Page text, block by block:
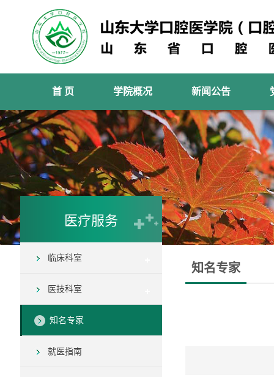
首 页 学院概况 新闻公告
医疗服务
临床科室
医技科室
知名专家
就医指南
知名专家